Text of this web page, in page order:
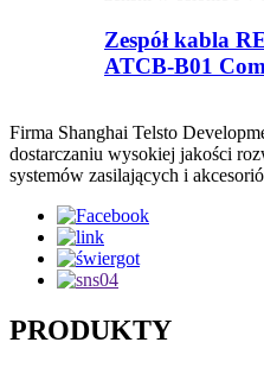
Zespół kabla
ATCB-B01
Firma Shanghai Telsto
dostarczaniu wysokiej jakości
systemów zasilających i
PRODUKTY